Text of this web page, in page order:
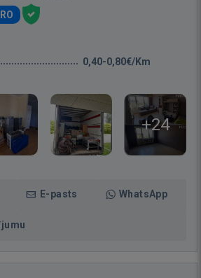
0,40-0,80€/Km
+24
E-pasts WhatsApp